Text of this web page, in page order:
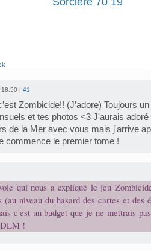
| #1
Zombicide!! (J’adore) Toujours
et tes photos <3 J'aurais
de la Mer avec vous mais j'arrive
commence le premier tome !
qui nous a expliqué le jeu
niveau du hasard des cartes et des
c'est un budget que je ne mettrais
!